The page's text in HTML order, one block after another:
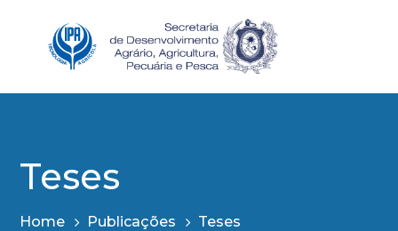
Teses
Home Publicações Teses